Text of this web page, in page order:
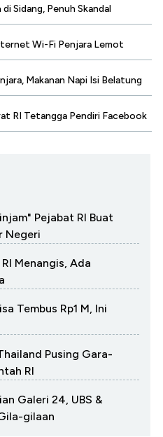
Sidang, Penuh Skandal
Wi-Fi Penjara Lemot
Makanan Napi Isi Belatung
RI Tetangga Pendiri Facebook
Pejabat RI Buat
Negeri
Menangis, Ada
Tembus Rp1 M, Ini
Pusing Gara-
RI
Galeri 24, UBS &
gilaan